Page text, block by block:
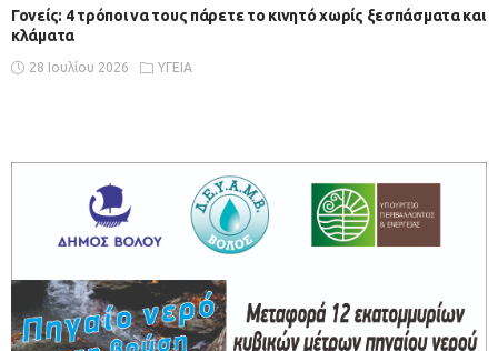
Γονείς: 4 τρόποι να τους πάρετε το κινητό χωρίς ξεσπάσματα και
κλάματα
28 Ιουλίου 2026 ΥΓΕΙΑ